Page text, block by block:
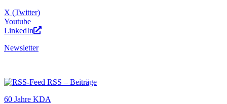
X (Twitter)
Youtube
LinkedIn
Newsletter
RSS – Beiträge
60 Jahre KDA